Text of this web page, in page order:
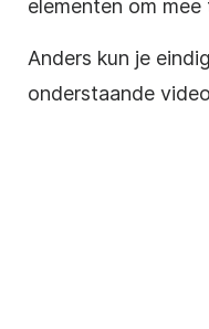
elementen om mee
Anders kun je
onderstaande